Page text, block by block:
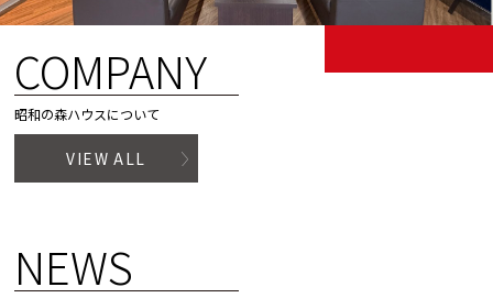
COMPANY
昭和の森ハウスについて
VIEW ALL
NEWS